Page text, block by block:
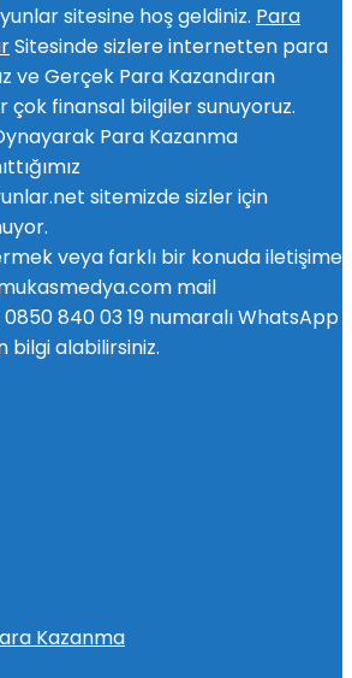
sitesine hoş geldiniz. Para
Sitesinde sizlere internetten para
ve Gerçek Para Kazandıran
çok finansal bilgiler sunuyoruz.
Para Kazanma
sitemizde sizler için
veya farklı bir konuda iletişime
mail
840 03 19 numaralı WhatsApp
bilgi alabilirsiniz.
Kazanma